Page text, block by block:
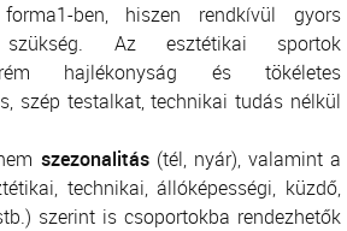
ben, hiszen rendkívül gyors
Az esztétikai sportok
hajlékonyság és tökéletes
szép testalkat, technikai tudás nélkül
szezonalitás(tél, nyár), valamint a
technikai, állóképességi, küzdő,
szerint is csoportokba rendezhetők